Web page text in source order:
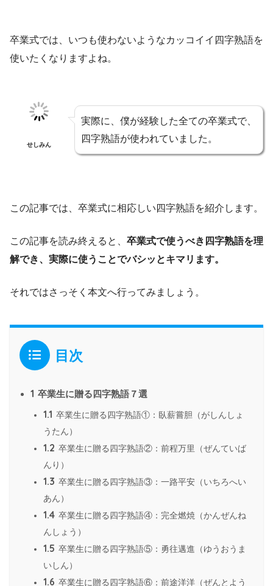
卒業式では、いつも使わないようなカッコイイ四字熟語を
使いたくなりますよね。
せしみん
実際に、僕が経験した全ての卒業式で、
四字熟語が使われていました。
この記事では、卒業式に相応しい四字熟語を紹介します。
この記事を読み終えると、 卒業式で使うべき四字熟語を理
解でき、実際に使うことでバシッとキマリます。
それではさっそく本文へ行ってみましょう。
目次
1 卒業生に贈る四字熟語７選
1.1 卒業生に贈る四字熟語①：臥薪嘗胆（がしんしょ
うたん）
1.2 卒業生に贈る四字熟語②：前程万里（ぜんていば
んり）
1.3 卒業生に贈る四字熟語③：一路平安（いちろへい
あん）
1.4 卒業生に贈る四字熟語④：完全燃焼（かんぜんね
んしょう）
1.5 卒業生に贈る四字熟語⑤：勇往邁進（ゆうおうま
いしん）
1.6 卒業生に贈る四字熟語⑥：前途洋洋（ぜんとよう